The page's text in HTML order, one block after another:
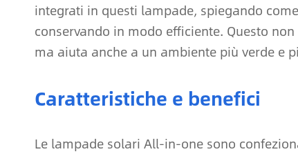
integrati in questi lampade, spiegando
conservando in modo efficiente. Questo
ma aiuta anche a un ambiente più verde e
Caratteristiche e benefici
Le lampade solari All-in-one sono